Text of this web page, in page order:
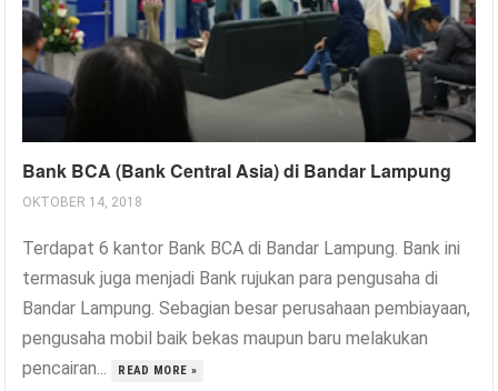
Bank BCA (Bank Central Asia) di Bandar Lampung
OKTOBER 14, 2018
Terdapat 6 kantor Bank BCA di Bandar Lampung. Bank ini
termasuk juga menjadi Bank rujukan para pengusaha di
Bandar Lampung. Sebagian besar perusahaan pembiayaan,
pengusaha mobil baik bekas maupun baru melakukan
pencairan...
READ MORE »